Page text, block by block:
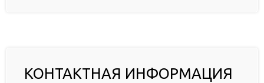
КОНТАКТНАЯ ИНФОРМАЦИЯ